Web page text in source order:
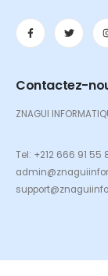
Contactez-
ZNAGUI
Tel: +212 666 91 55